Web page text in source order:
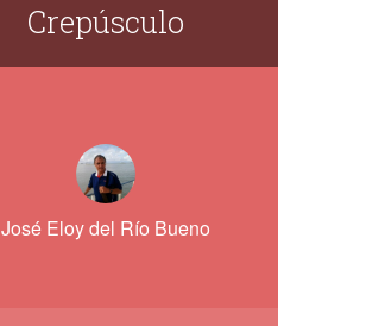
Crepúsculo
José Eloy del Río Bueno